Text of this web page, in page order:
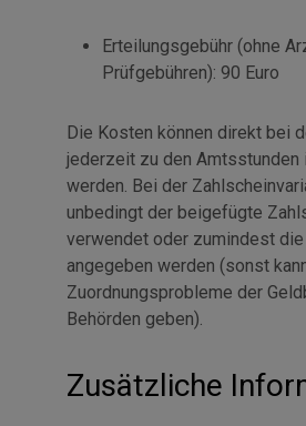
Erteilungsgebühr (ohne
Prüfgebühren): 90 Euro
Die Kosten können direkt bei
jederzeit zu den Amtsstunden
werden. Bei der
unbedingt der beigefügte
verwendet oder zumindest
angegeben werden (sonst
Zuordnungsprobleme der
Behörden geben).
Zusätzliche